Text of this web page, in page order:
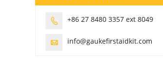
 +86 27 8480 3357 ext 8049
 info@gaukefirstaidkit.com